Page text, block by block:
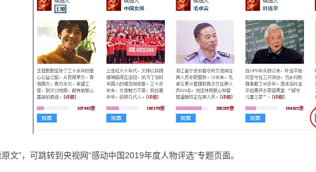
文”，可跳转到央视网“感动中国2019年度人物评选”专题页面。